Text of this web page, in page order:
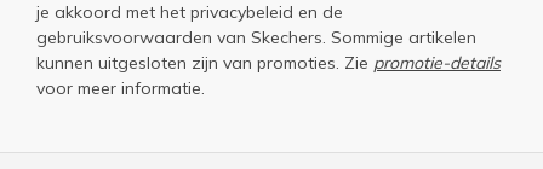
je akkoord met het privacybeleid en de
gebruiksvoorwaarden van Skechers. Sommige artikelen
kunnen uitgesloten zijn van promoties. Zie promotie-details
voor meer informatie.